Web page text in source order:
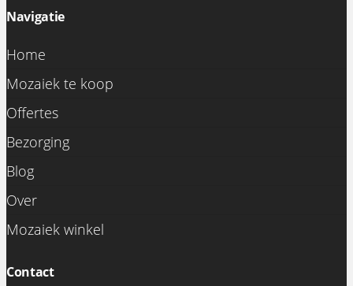
Navigatie
Home
Mozaiek te koop
Offertes
Bezorging
Blog
Over
Mozaiek winkel
Contact